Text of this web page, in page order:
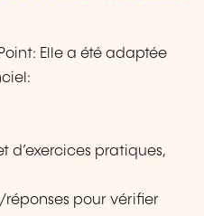
Elle a été adaptée
d’exercices pratiques,
réponses pour vérifier